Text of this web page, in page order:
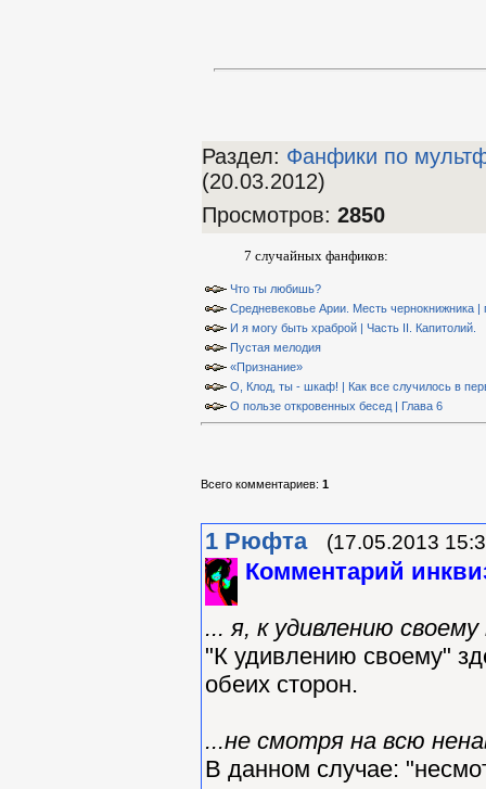
Раздел: Фанфики по
(20.03.2012)
Просмотров: 2850
7 случайных фанфиков:
Что ты любишь?
Средневековье Арии. Месть чернокнижника |
И я могу быть храброй | Часть II. Капитолий.
Пустая мелодия
«Признание»
О, Клод, ты - шкаф! | Как все случилось в
О пользе откровенных бесед | Глава 6
Всего комментариев: 1
1 Рюфта (17.05.2013
Комментарий
... я, к удивлению
"К удивлению своему"
обеих сторон.
...не смотря на всю
В данном случае: